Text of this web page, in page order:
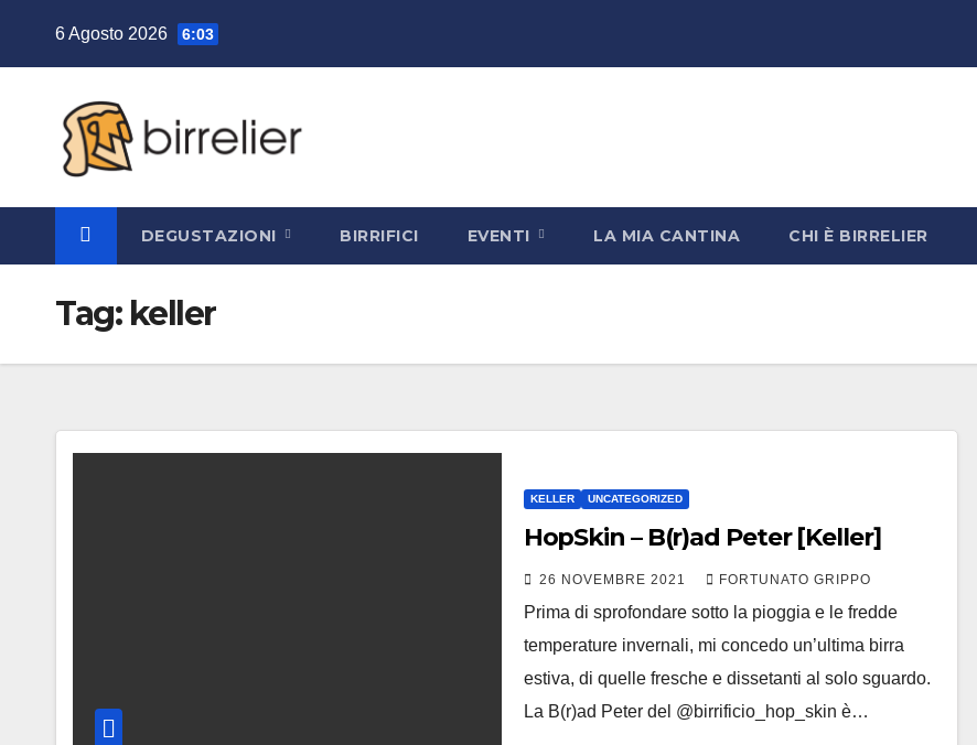
6 Agosto 2026 6:03
DEGUSTAZIONI BIRRIFICI EVENTI LA MIA CANTINA CHI È BIRRELIER
Tag: keller
KELLER UNCATEGORIZED
HopSkin – B(r)ad Peter [Keller]
26 NOVEMBRE 2021 FORTUNATO GRIPPO
Prima di sprofondare sotto la pioggia e le fredde
temperature invernali, mi concedo un’ultima birra
estiva, di quelle fresche e dissetanti al solo sguardo.
La B(r)ad Peter del @birrificio_hop_skin è…